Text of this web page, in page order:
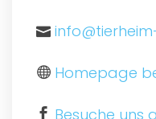
Homepage
Besuche uns